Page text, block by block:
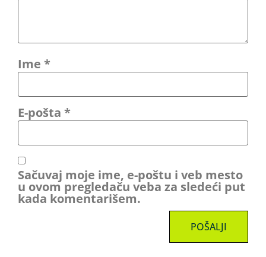
Ime *
E-pošta *
Sačuvaj moje ime, e-poštu i veb mesto
u ovom pregledaču veba za sledeći put
kada komentarišem.